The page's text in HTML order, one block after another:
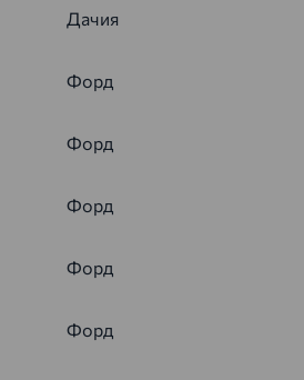
Дачия
Форд
Форд
Форд
Форд
Форд